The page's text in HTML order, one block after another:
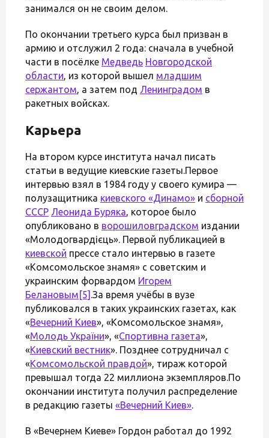
занимался он не своим делом.
По окончании третьего курса был призван в
армию и отслужил 2 года: сначала в учебной
части в посёлке Медведь Новгородской
области, из которой вышел младшим
сержантом, а затем под Ленинградом в
ракетных войсках.
Карьера
На втором курсе института начал писать
статьи в ведущие киевские газеты.Первое
интервью взял в 1984 году у своего кумира —
полузащитника киевского «Динамо» и сборной
СССР Леонида Буряка, которое было
опубликовано в ворошиловградском издании
«Молодогвардієць». Первой публикацией в
киевской прессе стало интервью в газете
«Комсомольское знамя» с советским и
украинским форвардом Игорем
Белановым [5] .За время учёбы в вузе
публиковался в таких украинских газетах, как
«Вечерний Киев», «Комсомольское знамя»,
«Молодь України», «Спортивна газета»,
«Киевский вестник». Позднее сотрудничал с
«Комсомольской правдой», тираж которой
превышал тогда 22 миллиона экземпляров.По
окончании института получил распределение
в редакцию газеты «Вечерний Киев».
В «Вечернем Киеве» Гордон работал до 1992